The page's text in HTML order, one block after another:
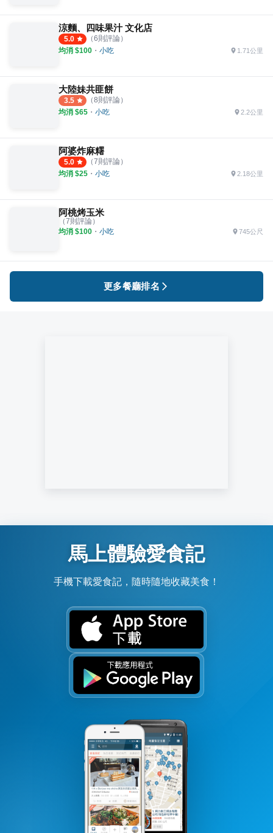
涼麵、四味果汁 文化店
5.0 （6則評論）
均消 $100 ・ 小吃 1.71公里
大陸妹共匪餅
3.5 （8則評論）
均消 $65 ・ 小吃 2.2公里
阿婆炸麻糬
5.0 （7則評論）
均消 $25 ・ 小吃 2.18公里
阿桃烤玉米
（7則評論）
均消 $100 ・ 小吃 745公尺
更多餐廳排名
馬上體驗愛食記
手機下載愛食記，隨時隨地收藏美食！